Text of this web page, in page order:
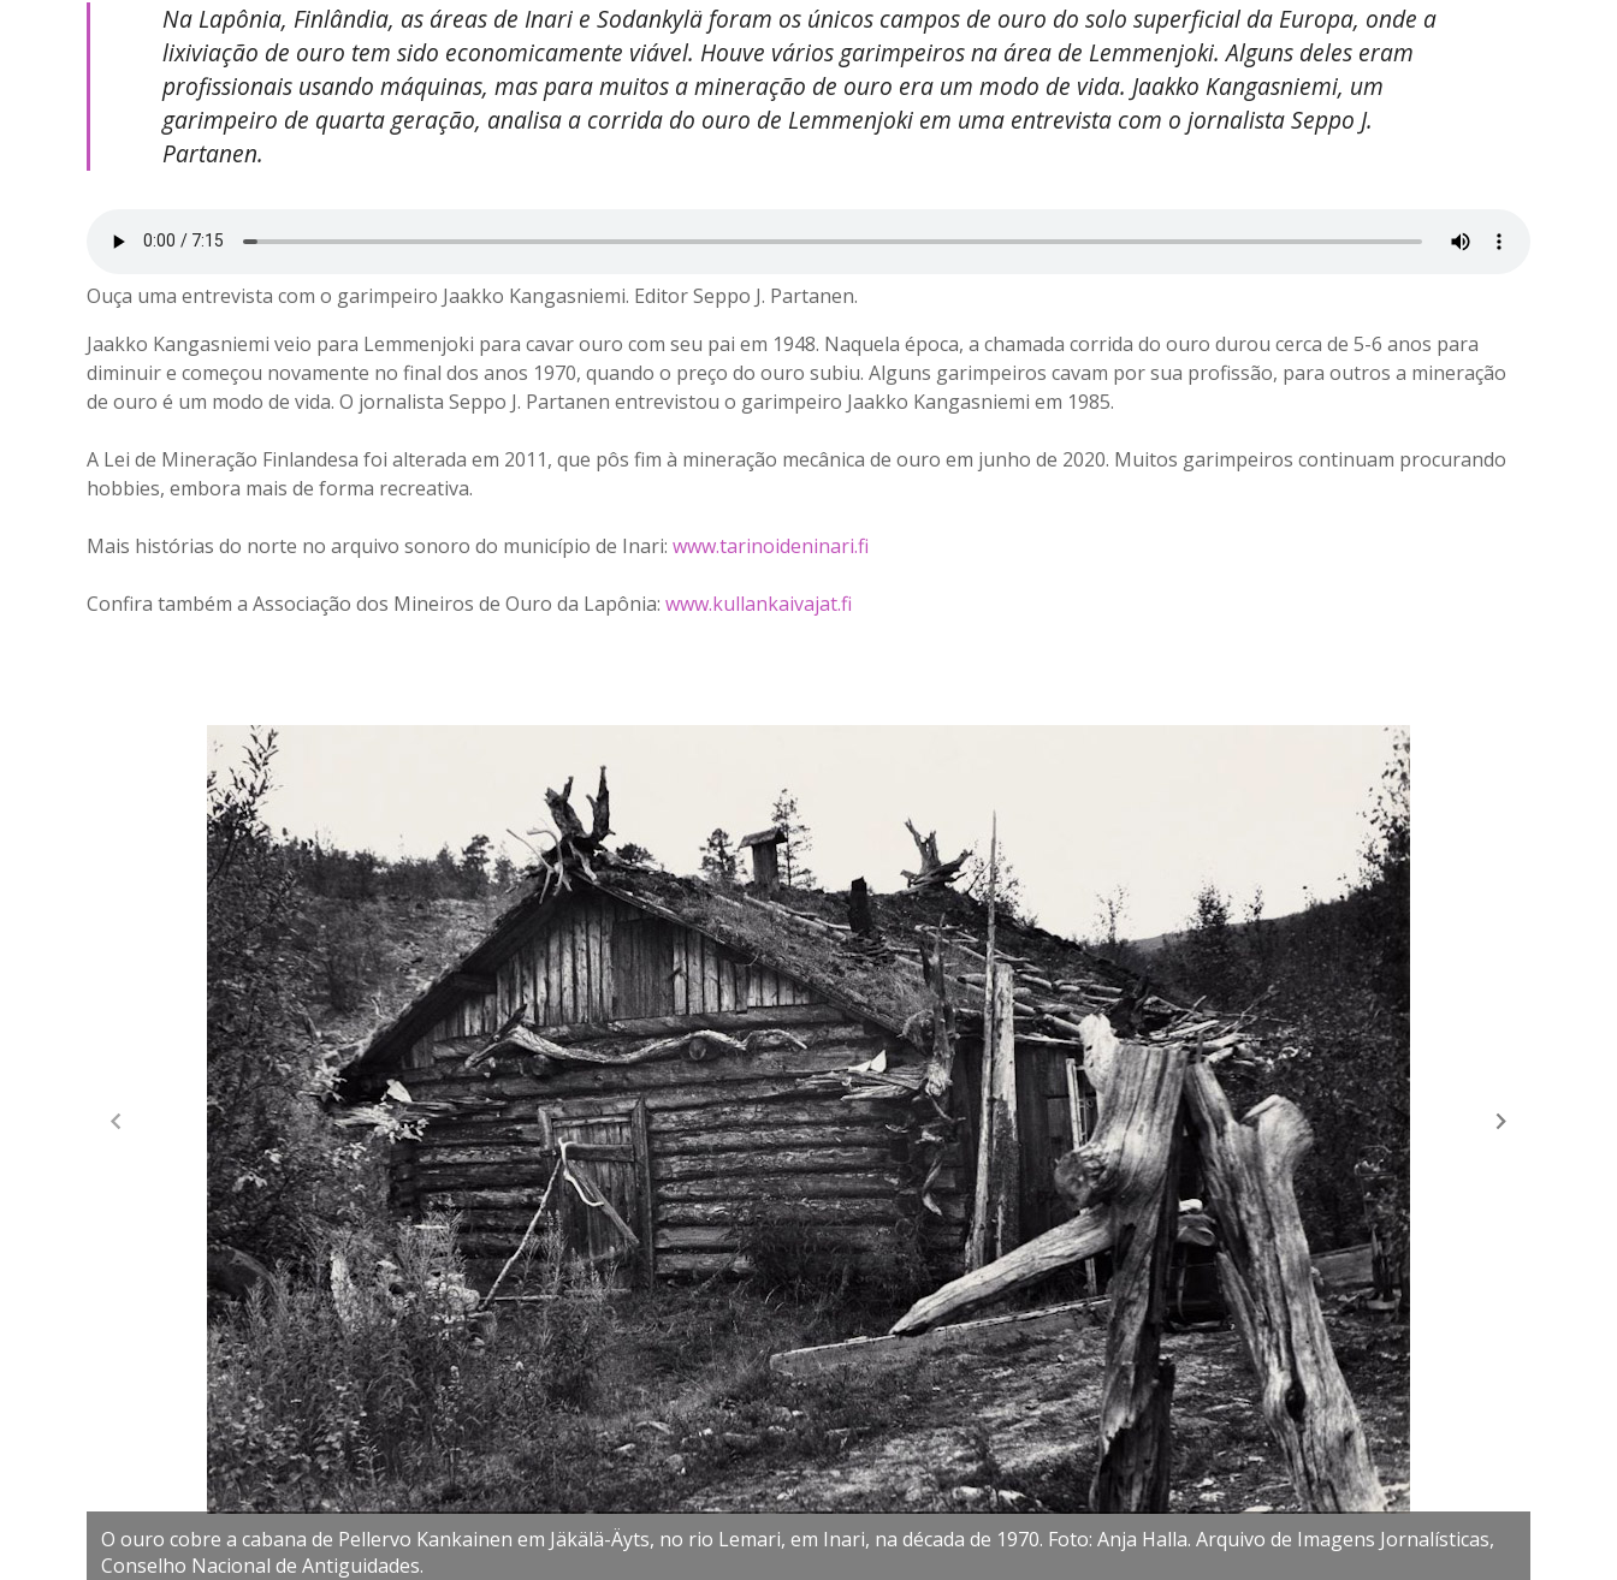
Na Lapônia, Finlândia, as áreas de Inari e Sodankylä foram os únicos campos de ouro do solo superficial da Europa, onde a
lixiviação de ouro tem sido economicamente viável. Houve vários garimpeiros na área de Lemmenjoki. Alguns deles eram
profissionais usando máquinas, mas para muitos a mineração de ouro era um modo de vida. Jaakko Kangasniemi, um
garimpeiro de quarta geração, analisa a corrida do ouro de Lemmenjoki em uma entrevista com o jornalista Seppo J.
Partanen.
Ouça uma entrevista com o garimpeiro Jaakko Kangasniemi. Editor Seppo J. Partanen.
Jaakko Kangasniemi veio para Lemmenjoki para cavar ouro com seu pai em 1948. Naquela época, a chamada corrida do ouro durou cerca de 5-6 anos para
diminuir e começou novamente no final dos anos 1970, quando o preço do ouro subiu. Alguns garimpeiros cavam por sua profissão, para outros a mineração
de ouro é um modo de vida. O jornalista Seppo J. Partanen entrevistou o garimpeiro Jaakko Kangasniemi em 1985.
A Lei de Mineração Finlandesa foi alterada em 2011, que pôs fim à mineração mecânica de ouro em junho de 2020. Muitos garimpeiros continuam procurando
hobbies, embora mais de forma recreativa.
Mais histórias do norte no arquivo sonoro do município de Inari: www.tarinoideninari.fi
Confira também a Associação dos Mineiros de Ouro da Lapônia: www.kullankaivajat.fi
O ouro cobre a cabana de Pellervo Kankainen em Jäkälä-Äyts, no rio Lemari, em Inari, na década de 1970. Foto: Anja Halla. Arquivo de Imagens Jornalísticas,
Conselho Nacional de Antiguidades.